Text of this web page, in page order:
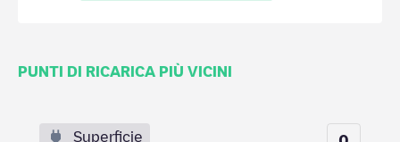
PUNTI DI RICARICA PIÙ VICINI
Superficie